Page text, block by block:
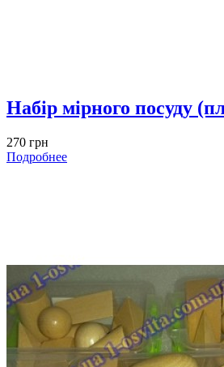
Набір мірного посуду
270 грн
Подробнее